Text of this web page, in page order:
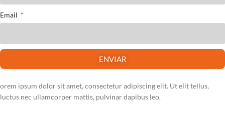
Email
ENVIAR
orem ipsum dolor sit amet, consectetur adipiscing elit. Ut elit tellus,
luctus nec ullamcorper mattis, pulvinar dapibus leo.